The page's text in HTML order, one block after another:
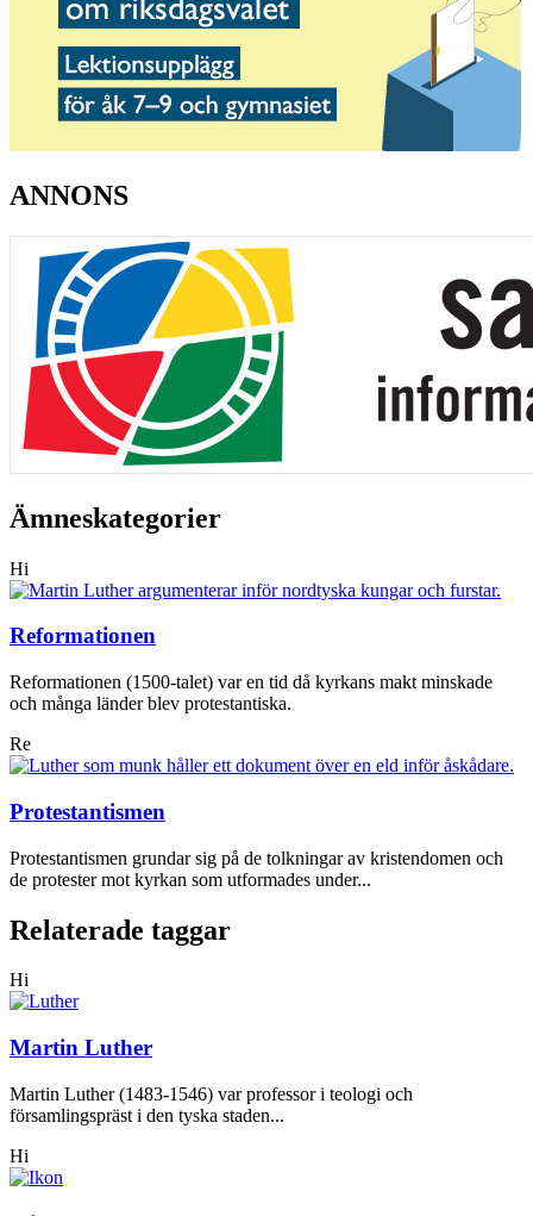
ANNONS
Ämneskategorier
Hi
Reformationen
Reformationen (1500-talet) var en tid då kyrkans makt minskade
och många länder blev protestantiska.
Re
Protestantismen
Protestantismen grundar sig på de tolkningar av kristendomen och
de protester mot kyrkan som utformades under...
Relaterade taggar
Hi
Martin Luther
Martin Luther (1483-1546) var professor i teologi och
församlingspräst i den tyska staden...
Hi